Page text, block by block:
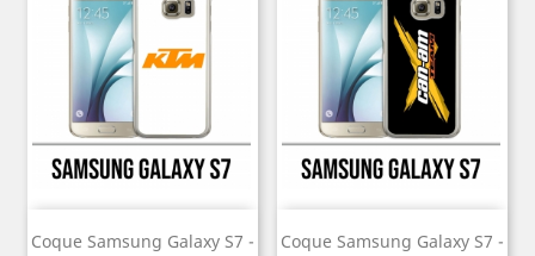
Coque Samsung Galaxy S7 -
Coque Samsung Galaxy S7 -